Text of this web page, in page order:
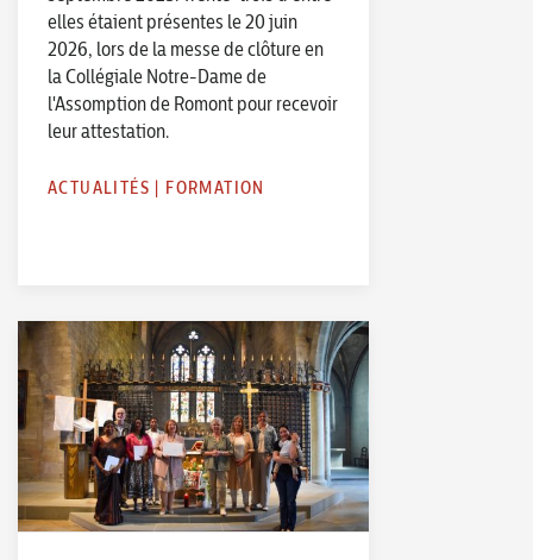
elles étaient présentes le 20 juin
2026, lors de la messe de clôture en
la Collégiale Notre-Dame de
l'Assomption de Romont pour recevoir
leur attestation.
ACTUALITÉS | FORMATION